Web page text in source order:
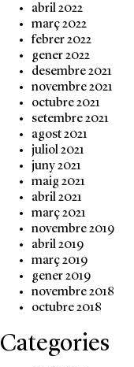
abril 2022
març 2022
febrer 2022
gener 2022
desembre 2021
novembre 2021
octubre 2021
setembre 2021
agost 2021
juliol 2021
juny 2021
maig 2021
abril 2021
març 2021
novembre 2019
abril 2019
març 2019
gener 2019
novembre 2018
octubre 2018
Categories